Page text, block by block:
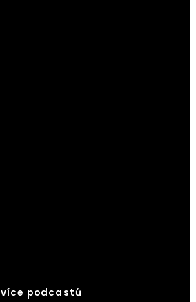
více podcastů